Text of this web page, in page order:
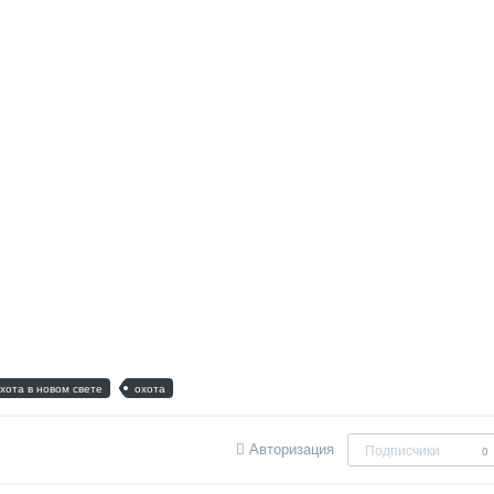
в новом свете охота
Авторизация Подписчики 0